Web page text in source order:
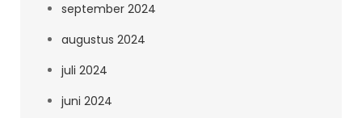
september 2024
augustus 2024
juli 2024
juni 2024